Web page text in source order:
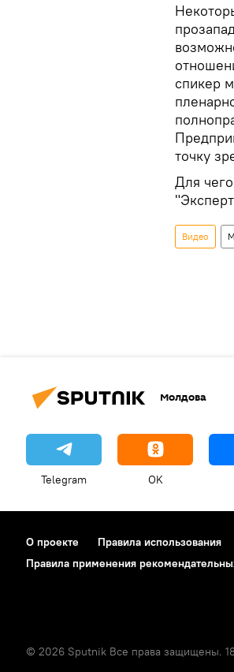
спикер
точку
Для
Видео
Молдова
Telegram OK
О проекте Правила использования
Правила применения
© 2026 Sputnik Все права защищены.